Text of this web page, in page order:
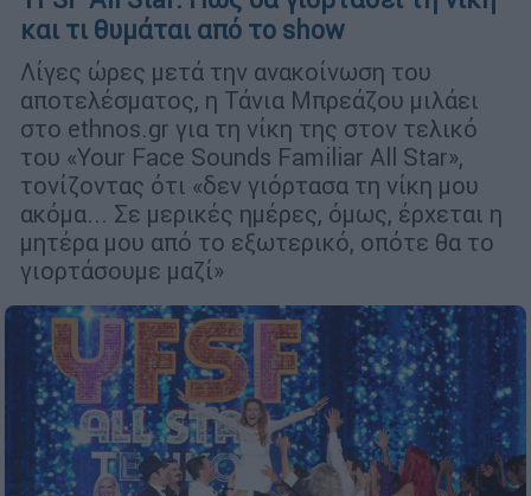
και τι θυμάται από το show
Λίγες ώρες μετά την ανακοίνωση του
αποτελέσματος, η Τάνια Μπρεάζου μιλάει
στο ethnos.gr για τη νίκη της στον τελικό
του «Your Face Sounds Familiar All Star»,
τονίζοντας ότι «δεν γιόρτασα τη νίκη μου
ακόμα... Σε μερικές ημέρες, όμως, έρχεται η
μητέρα μου από το εξωτερικό, οπότε θα το
γιορτάσουμε μαζί»